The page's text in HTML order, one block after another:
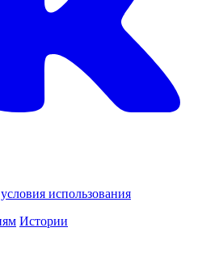
условия использования
Истории